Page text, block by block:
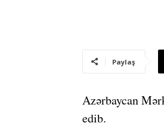
Paylaş
Azərbaycan
edib.